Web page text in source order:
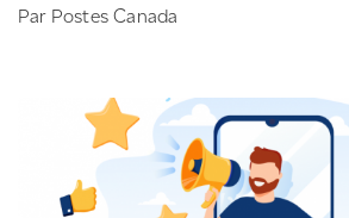
Par Postes Canada